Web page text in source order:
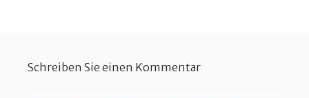
Schreiben Sie einen Kommentar